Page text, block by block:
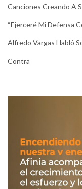
Canciones Creando A
“Ejerceré Mi Defensa
Alfredo Vargas Habló
Contra